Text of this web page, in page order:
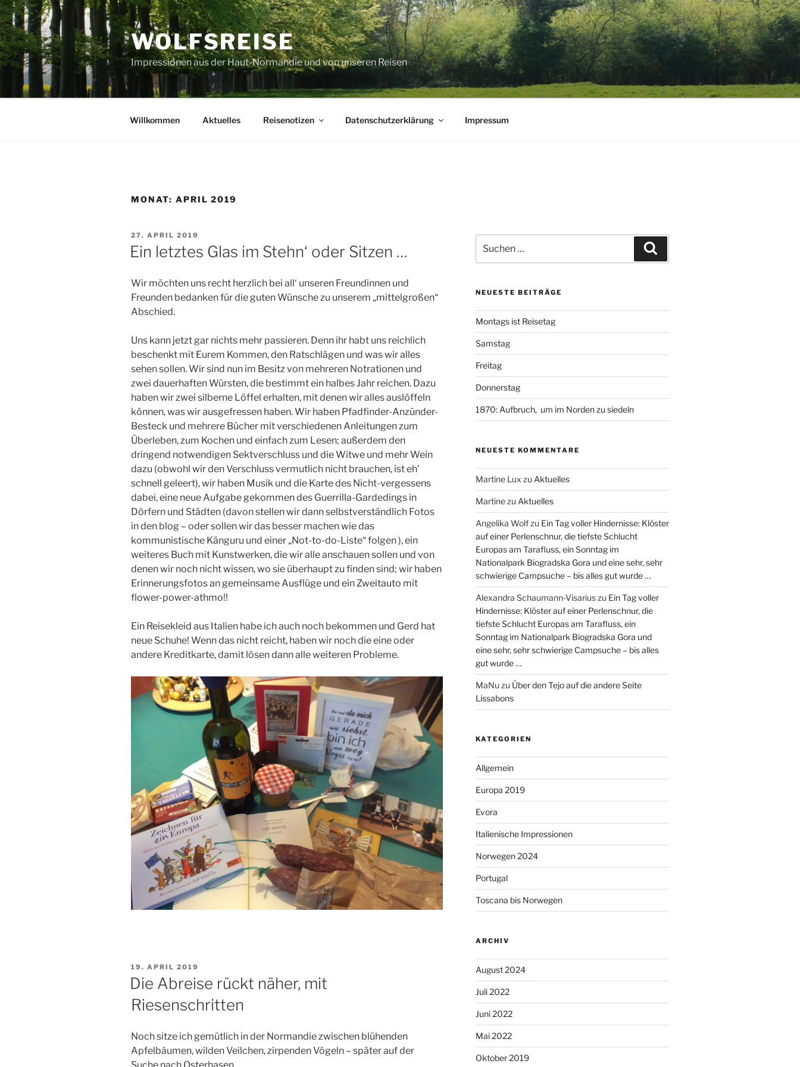
Zum
Inhalt
springen
WOLFSREISE
Impressionen aus der Haut-Normandie und von unseren Reisen
Willkommen Aktuelles Reisenotizen Datenschutzerklärung Impressum
MONAT: APRIL 2019
VERÖFFENTLICHT
AM
27. APRIL 2019
Ein letztes Glas im Stehn‘ oder Sitzen …
Wir möchten uns recht herzlich bei all‘ unseren Freundinnen und
Freunden bedanken für die guten Wünsche zu unserem „mittelgroßen“
Abschied.
Uns kann jetzt gar nichts mehr passieren. Denn ihr habt uns reichlich
beschenkt mit Eurem Kommen, den Ratschlägen und was wir alles
sehen sollen. Wir sind nun im Besitz von mehreren Notrationen und
zwei dauerhaften Würsten, die bestimmt ein halbes Jahr reichen. Dazu
haben wir zwei silberne Löffel erhalten, mit denen wir alles auslöffeln
können, was wir ausgefressen haben. Wir haben Pfadfinder-Anzünder-
Besteck und mehrere Bücher mit verschiedenen Anleitungen zum
Überleben, zum Kochen und einfach zum Lesen; außerdem den
dringend notwendigen Sektverschluss und die Witwe und mehr Wein
dazu (obwohl wir den Verschluss vermutlich nicht brauchen, ist eh’
schnell geleert), wir haben Musik und die Karte des Nicht-vergessens
dabei, eine neue Aufgabe gekommen des Guerrilla-Gardedings in
Dörfern und Städten (davon stellen wir dann selbstverständlich Fotos
in den blog – oder sollen wir das besser machen wie das
kommunistische Känguru und einer „Not-to-do-Liste“ folgen ), ein
weiteres Buch mit Kunstwerken, die wir alle anschauen sollen und von
denen wir noch nicht wissen, wo sie überhaupt zu finden sind; wir haben
Erinnerungsfotos an gemeinsame Ausflüge und ein Zweitauto mit
flower-power-athmo!!
Ein Reisekleid aus Italien habe ich auch noch bekommen und Gerd hat
neue Schuhe! Wenn das nicht reicht, haben wir noch die eine oder
andere Kreditkarte, damit lösen dann alle weiteren Probleme.
VERÖFFENTLICHT
AM
19. APRIL 2019
Die Abreise rückt näher, mit
Riesenschritten
Noch sitze ich gemütlich in der Normandie zwischen blühenden
Apfelbäumen, wilden Veilchen, zirpenden Vögeln – später auf der
nach:
NEUESTE BEITRÄGE
Montags ist Reisetag
Samstag
Freitag
Donnerstag
1870: Aufbruch, um im Norden zu siedeln
NEUESTE KOMMENTARE
Martine Lux zu Aktuelles
Martinezu Aktuelles
Angelika Wolfzu Ein Tag voller Hindernisse: Klöster
auf einer Perlenschnur, die tiefste Schlucht
Europas am Tarafluss, ein Sonntag im
Nationalpark Biogradska Gora und eine sehr, sehr
schwierige Campsuche – bis alles gut wurde …
Alexandra Schaumann-Visariuszu Ein Tag voller
Hindernisse: Klöster auf einer Perlenschnur, die
tiefste Schlucht Europas am Tarafluss, ein
Sonntag im Nationalpark Biogradska Gora und
eine sehr, sehr schwierige Campsuche – bis alles
gut wurde …
MaNu zu Über den Tejo auf die andere Seite
Lissabons
KATEGORIEN
Allgemein
Europa 2019
Evora
Italienische Impressionen
Norwegen 2024
Portugal
Toscana bis Norwegen
ARCHIV
August 2024
Juli 2022
Juni 2022
Mai 2022
Oktober 2019